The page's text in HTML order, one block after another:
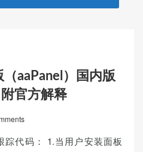
aaPanel）国内版
官方解释
踪代码： 1.当用户安装面板